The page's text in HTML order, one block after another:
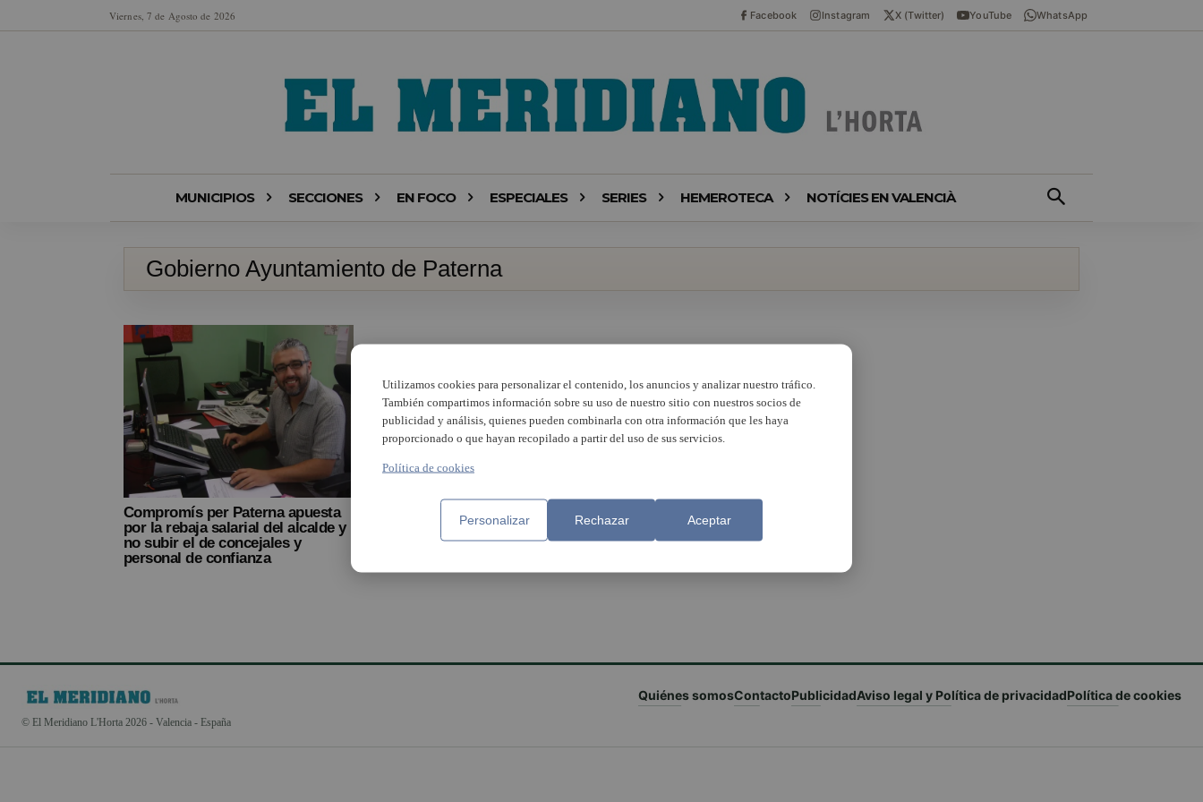
Viernes, 7 de Agosto de 2026 Facebook Instagram X (Twitter) YouTube WhatsApp
MUNICIPIOS SECCIONES EN FOCO ESPECIALES SERIES HEMEROTECA NOTÍCIES EN VALENCIÀ
Gobierno Ayuntamiento de Paterna
Compromís per Paterna apuesta
por la rebaja salarial del alcalde y
no subir el de concejales y
personal de confianza
© El Meridiano L'Horta 2026 - Valencia - España
Quiénes somosContactoPublicidadAviso legal y Política de privacidadPolítica de cookies
Utilizamos cookies para personalizar el contenido, los anuncios y analizar nuestro tráfico.
También compartimos información sobre su uso de nuestro sitio con nuestros socios de
publicidad y análisis, quienes pueden combinarla con otra información que les haya
proporcionado o que hayan recopilado a partir del uso de sus servicios.
Política de cookies
Personalizar Rechazar Aceptar